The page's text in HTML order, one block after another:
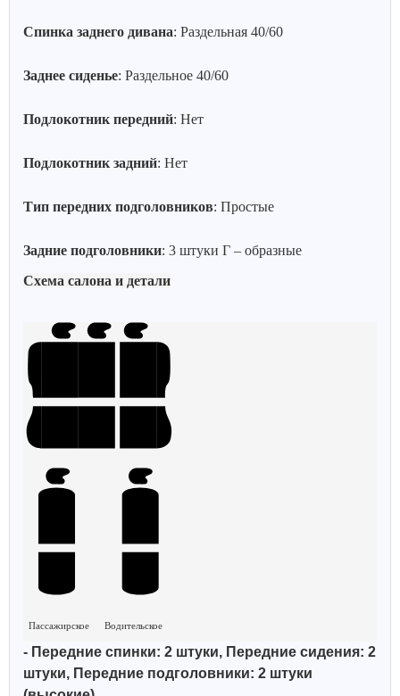
Спинка заднего дивана: Раздельная 40/60
Заднее сиденье: Раздельное 40/60
Подлокотник передний: Нет
Подлокотник задний: Нет
Тип передних подголовников: Простые
Задние подголовники: 3 штуки Г – образные
Схема салона и детали
Пассажирское Водительское
- Передние спинки: 2 штуки, Передние сидения: 2
штуки, Передние подголовники: 2 штуки